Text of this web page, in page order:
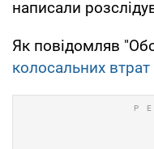
написали
Як повідомляв
колосальних втрат